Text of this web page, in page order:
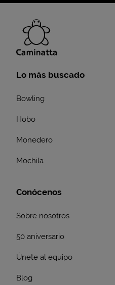
Lo más buscado
Bowling
Hobo
Monedero
Mochila
Conócenos
Sobre nosotros
50 aniversario
Únete al equipo
Blog